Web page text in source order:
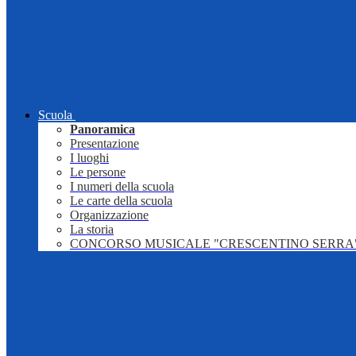
Scuola
Panoramica
Presentazione
I luoghi
Le persone
I numeri della scuola
Le carte della scuola
Organizzazione
La storia
CONCORSO MUSICALE "CRESCENTINO